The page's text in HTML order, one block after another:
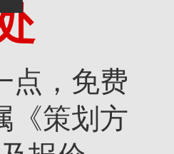
点，免费
《策划方